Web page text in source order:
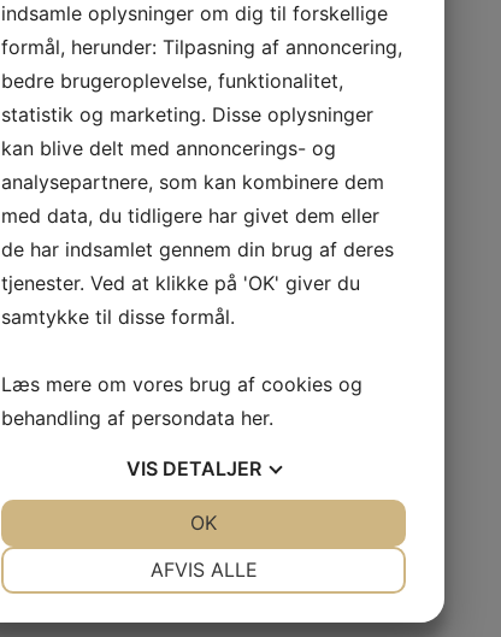
indsamle oplysninger om dig til forskellige
formål, herunder: Tilpasning af annoncering,
bedre brugeroplevelse, funktionalitet,
statistik og marketing. Disse oplysninger
kan blive delt med annoncerings- og
analysepartnere, som kan kombinere dem
med data, du tidligere har givet dem eller
de har indsamlet gennem din brug af deres
tjenester. Ved at klikke på 'OK' giver du
samtykke til disse formål.
Læs mere om vores brug af cookies og
behandling af persondata her.
VIS DETALJER
AFVIS ALLE
OK